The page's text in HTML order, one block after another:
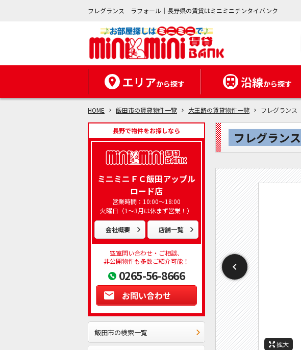
フレグランス ラフォール｜長野県の賃貸はミニミニチンタイバンク
エリアから探す 沿線から探す
HOME 飯田市の賃貸物件一覧 大王路の賃貸物件一覧 フレグラン
長野で物件をお探しなら
ミニミニＦＣ飯田アップル
ロード店
営業時間：10:00～18:00
火曜日（1～3月は休まず営業！）
会社概要 店舗一覧
空室問い合わせ・ご相談、
非公開物件も多数ご紹介可能！
0265-56-8666
お問い合わせ
飯田市の検索一覧
フレグラン
拡大
拡大
拡大
拡大
拡大
拡大
拡大